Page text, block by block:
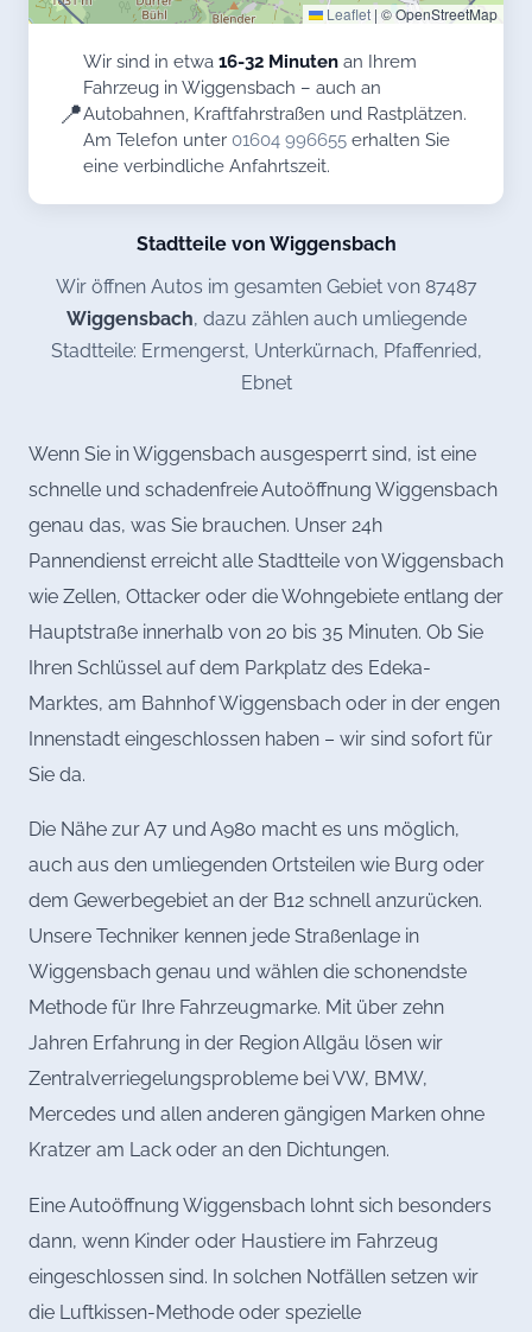
Leaflet | © OpenStreetMap
📍
Wir sind in etwa 16-32 Minuten an Ihrem
Fahrzeug in Wiggensbach – auch an
Autobahnen, Kraftfahrstraßen und Rastplätzen.
Am Telefon unter 01604 996655 erhalten Sie
eine verbindliche Anfahrtszeit.
Stadtteile von Wiggensbach
Wir öffnen Autos im gesamten Gebiet von 87487
Wiggensbach, dazu zählen auch umliegende
Stadtteile: Ermengerst, Unterkürnach, Pfaffenried,
Ebnet
Wenn Sie in Wiggensbach ausgesperrt sind, ist eine
schnelle und schadenfreie Autoöffnung Wiggensbach
genau das, was Sie brauchen. Unser 24h
Pannendienst erreicht alle Stadtteile von Wiggensbach
wie Zellen, Ottacker oder die Wohngebiete entlang der
Hauptstraße innerhalb von 20 bis 35 Minuten. Ob Sie
Ihren Schlüssel auf dem Parkplatz des Edeka-
Marktes, am Bahnhof Wiggensbach oder in der engen
Innenstadt eingeschlossen haben – wir sind sofort für
Sie da.
Die Nähe zur A7 und A980 macht es uns möglich,
auch aus den umliegenden Ortsteilen wie Burg oder
dem Gewerbegebiet an der B12 schnell anzurücken.
Unsere Techniker kennen jede Straßenlage in
Wiggensbach genau und wählen die schonendste
Methode für Ihre Fahrzeugmarke. Mit über zehn
Jahren Erfahrung in der Region Allgäu lösen wir
Zentralverriegelungsprobleme bei VW, BMW,
Mercedes und allen anderen gängigen Marken ohne
Kratzer am Lack oder an den Dichtungen.
Eine Autoöffnung Wiggensbach lohnt sich besonders
dann, wenn Kinder oder Haustiere im Fahrzeug
eingeschlossen sind. In solchen Notfällen setzen wir
die Luftkissen-Methode oder spezielle